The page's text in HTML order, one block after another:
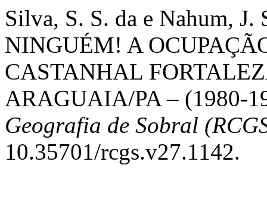
Silva, S. S. da e Nahum,
NINGUÉM! A
CASTANHAL
ARAGUAIA/PA – (1980-
Geografia de Sobral
10.35701/rcgs.v27.1142.